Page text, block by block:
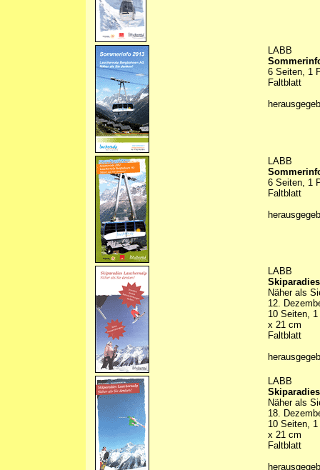
LABB
6 Seiten, 1
Faltblatt
LABB
6 Seiten, 1
Faltblatt
LABB
Näher als
12.
10 Seiten,
x 21 cm
Faltblatt
LABB
Näher als
18.
10 Seiten,
x 21 cm
Faltblatt